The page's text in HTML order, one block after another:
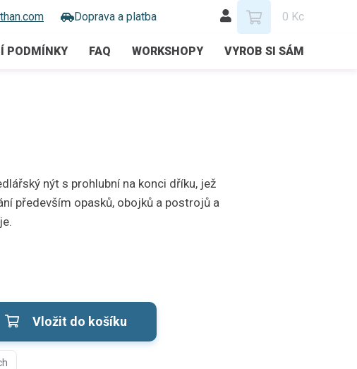
Doprava a platba 0 Kc
PODMÍNKY FAQ WORKSHOPY VYROB SI SÁM
nýt s prohlubní na konci dříku, jež
především opasků, obojků a postrojů a
Vložit do košíku